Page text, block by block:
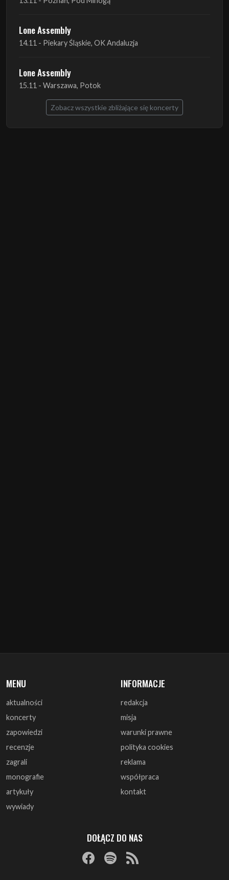
Lone Assembly
15.11 - Warszawa, Potok
aktualności
zapowiedzi
recenzje
zagrali
monografie
artykuły
wywiady
redakcja
warunki prawne
polityka cookies
reklama
współpraca
kontakt
DOŁĄCZ DO NAS
© 1997 - 2025 ArtRock.pl - Wszelkie prawa zastrzeżone.